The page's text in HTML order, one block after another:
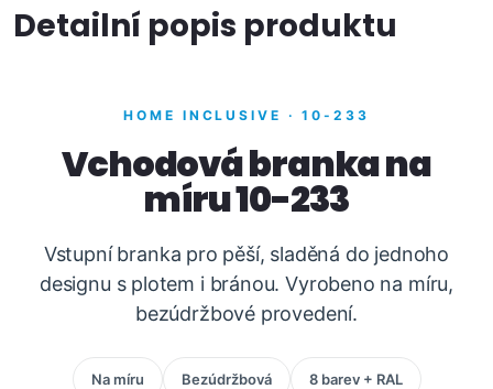
Detailní popis produktu
HOME INCLUSIVE · 10-233
Vchodová branka na
míru 10-233
Vstupní branka pro pěší, sladěná do jednoho
designu s plotem i bránou. Vyrobeno na míru,
bezúdržbové provedení.
Na míru Bezúdržbová 8 barev + RAL